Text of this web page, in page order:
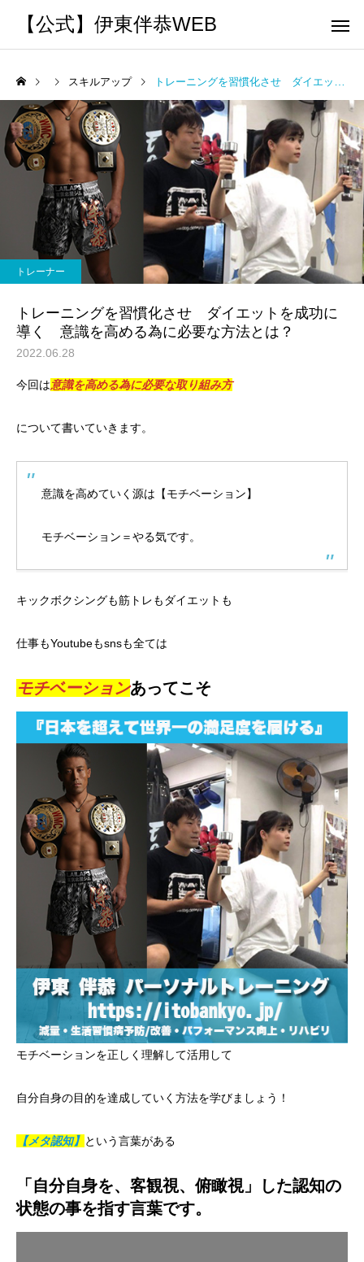
【公式】伊東伴恭WEB
トレーナーとして 個別トレー
出張 講演 セミナー 運動・体操
パーソナルトレーニ
ング
キックボクシングで本当に
痩せますか？｜元日本王者
で答えます
パーソナルトレーニ
ング
パーソナルトレーナー
び方｜失敗しない7つの
解説
スキルアップ トレーニングを習慣化させ ダイエットを成功に導く 意識を高める為に必要な方法とは？
トレーナー
トレーニングを習慣化させ ダイエットを成功に
導く 意識を高める為に必要な方法とは？
2022.06.28
今回は意識を高める為に必要な取り組み方
について書いていきます。
意識を高めていく源は【モチベーション】
モチベーション＝やる気です。
キックボクシングも筋トレもダイエットも
仕事もYoutubeもsnsも全ては
モチベーションあってこそ
モチベーションを正しく理解して活用して
自分自身の目的を達成していく方法を学びましょう！
【メタ認知】 という言葉がある
「自分自身を、客観視、俯瞰視」した認知の
状態の事を指す言葉です。